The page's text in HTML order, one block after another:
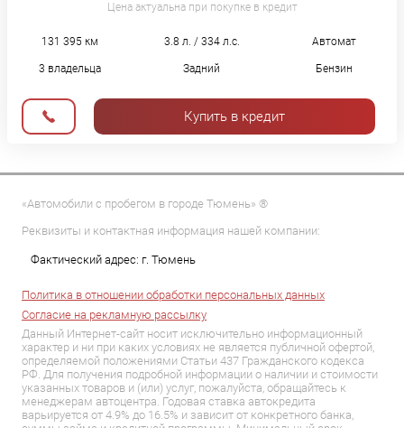
Цена актуальна при покупке в кредит
131 395 км 3.8 л. / 334 л.с. Автомат
3 владельца Задний Бензин
Купить в кредит
«Автомобили с пробегом в городе Тюмень» ®
Реквизиты и контактная информация нашей компании:
Фактический адрес: г. Тюмень
Политика в отношении обработки персональных данных
Согласие на рекламную рассылку
Данный Интернет-сайт носит исключительно информационный
характер и ни при каких условиях не является публичной офертой,
определяемой положениями Статьи 437 Гражданского кодекса
РФ. Для получения подробной информации о наличии и стоимости
указанных товаров и (или) услуг, пожалуйста, обращайтесь к
менеджерам автоцентра. Годовая ставка автокредита
варьируется от 4.9% до 16.5% и зависит от конкретного банка,